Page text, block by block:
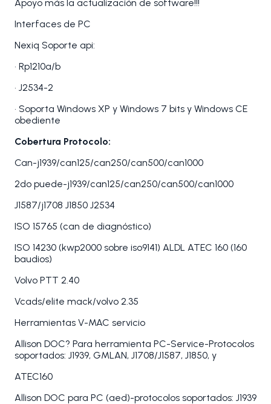
Apoyo más la actualización de software!!!
Interfaces de PC
Nexiq Soporte api:
• Rp1210a/b
• J2534-2
• Soporta Windows XP y Windows 7 bits y Windows CE
obediente
Cobertura Protocolo:
Can-j1939/can125/can250/can500/can1000
2do puede-j1939/can125/can250/can500/can1000
J1587/j1708 J1850 J2534
ISO 15765 (can de diagnóstico)
ISO 14230 (kwp2000 sobre iso9141) ALDL ATEC 160 (160
baudios)
Volvo PTT 2.40
Vcads/elite mack/volvo 2.35
Herramientas V-MAC servicio
Allison DOC? Para herramienta PC-Service-Protocolos
soportados: J1939, GMLAN, J1708/J1587, J1850, y
ATEC160
Allison DOC para PC (aed)-protocolos soportados: J1939